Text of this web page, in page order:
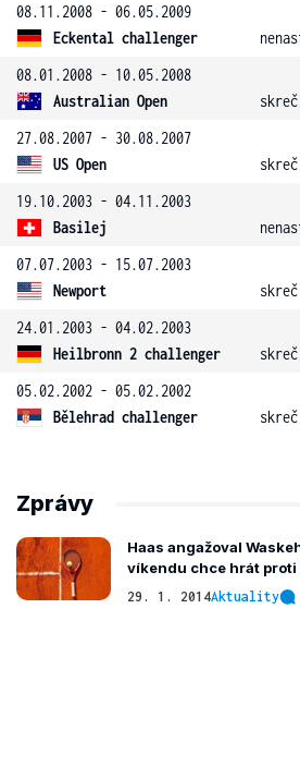
08.11.2008 - 06.05.2009
Eckental challenger
08.01.2008 - 10.05.2008
Australian Open
skreč
27.08.2007 - 30.08.2007
US Open
skreč
19.10.2003 - 04.11.2003
Basilej
07.07.2003 - 15.07.2003
Newport
skreč
24.01.2003 - 04.02.2003
Heilbronn 2 challenger
skreč
05.02.2002 - 05.02.2002
Bělehrad challenger
skreč
Zprávy
Haas angažoval
víkendu chce hrát proti
29. 1. 2014Aktuality